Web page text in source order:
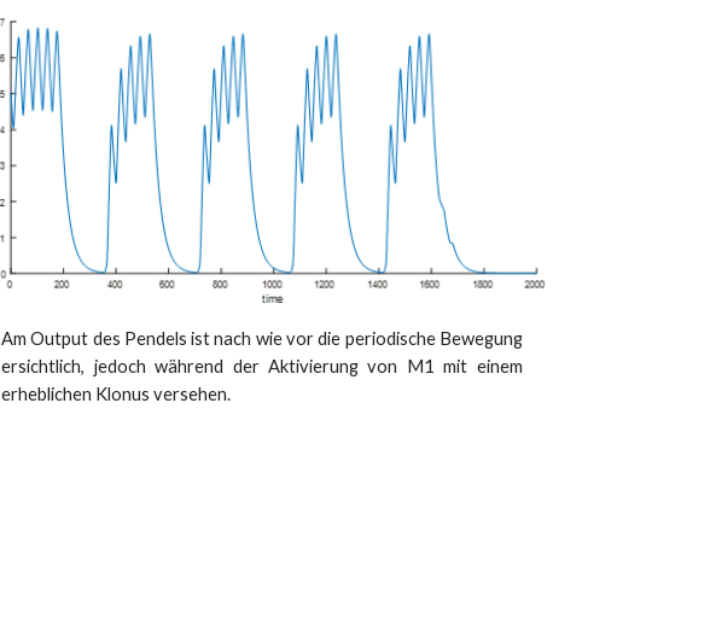
Am Output des Pendels ist nach wie vor die periodische Bewegung
ersichtlich, jedoch während der Aktivierung von M1 mit einem
erheblichen Klonus versehen.